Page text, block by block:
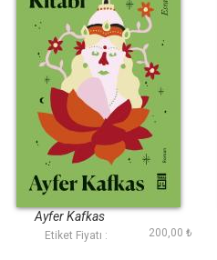
Yasak İlmin Kitabı
Ayfer Kafkas
Etiket Fiyatı : 200,00 ₺